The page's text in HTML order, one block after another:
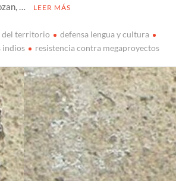
…
LEER MÁS
del territorio
defensa lengua y cultura
indios
resistencia contra megaproyectos